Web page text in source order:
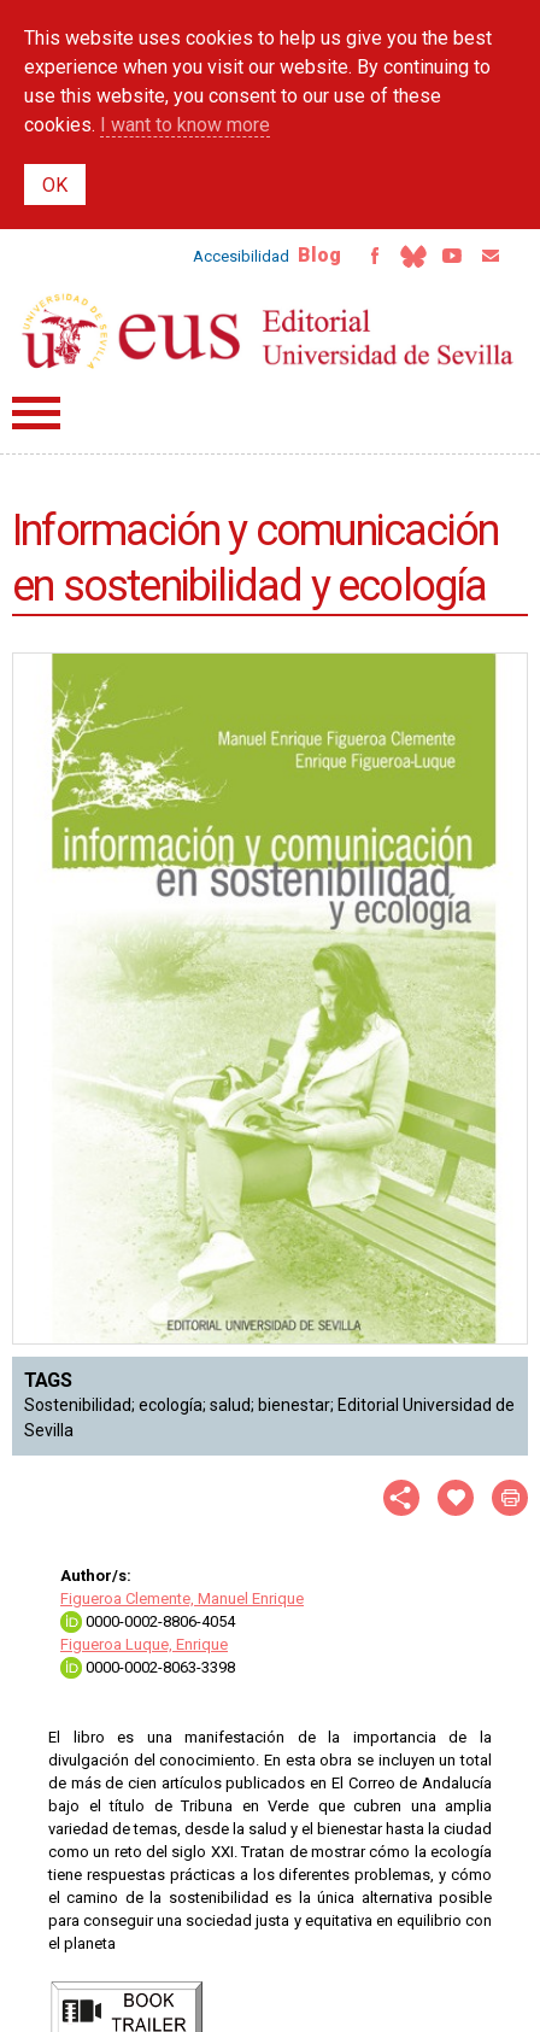
main
content
This website uses cookies to help us give you the best
experience when you visit our website. By continuing to
use this website, you consent to our use of these
cookies. I want to know more
Accesibilidad Blog
Información y comunicación
en sostenibilidad y ecología
TAGS
Sostenibilidad; ecología; salud; bienestar; Editorial Universidad de
Sevilla
Author/s:
Figueroa Clemente, Manuel Enrique
0000-0002-8806-4054
Figueroa Luque, Enrique
0000-0002-8063-3398
El libro es una manifestación de la importancia de la
divulgación del conocimiento. En esta obra se incluyen un total
de más de cien artículos publicados en El Correo de Andalucía
bajo el título de Tribuna en Verde que cubren una amplia
variedad de temas, desde la salud y el bienestar hasta la ciudad
como un reto del siglo XXI. Tratan de mostrar cómo la ecología
tiene respuestas prácticas a los diferentes problemas, y cómo
el camino de la sostenibilidad es la única alternativa posible
para conseguir una sociedad justa y equitativa en equilibrio con
el planeta